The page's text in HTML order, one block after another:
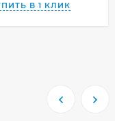
В 1 КЛИК